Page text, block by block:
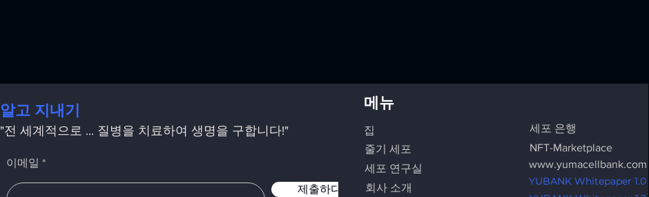
알고 지내기
"전 세계적으로 ... 질병을 치료하여 생명을 구합니다!"
이메일
제출하다
메뉴
집
세포 연구실
줄기 세포
회사 소개
www.yumacellbank.com
세포 은행
NFT-Marketplace
YUBANK Whitepaper 1.0